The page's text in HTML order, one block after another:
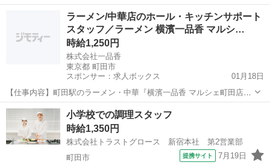
＞ 配膳・下膳・盛り付け・カット・洗浄 等 ●定員：51名 ●資格・経
験不問 ●週2日～OK ●時短勤務OK ●就業時間相談OK ●曜日固定相談
OK ●制服...
キッチン
ラーメン/中華店のホール・キッチンサポート
スタッフ／ラーメン 横濱一品香 マルシ…
時給1,250円
株式会社一品香
東京都 町田市
スポンサー：求人ボックス
01月18日
【仕事内容】町田駅のラーメン・中華『横濱一品香 マルシェ町田店』
でアルバイト&パートスタッフを大募集! 雰囲気の良い店内で絶品中華
を食べることができるお店で働きませんか?ラーメン店・飲食店での勤
務未経験でも研修があるので安心です!...
アルバイト・パート
小学校での調理スタッフ
時給1,350円
株式会社トラストグロース 新宿本社 第2営業部
町田市
提携サイト 7月19日